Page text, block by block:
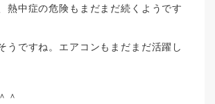
熱中症の危険もまだまだ続くようです
うですね。エアコンもまだまだ活躍し
＾